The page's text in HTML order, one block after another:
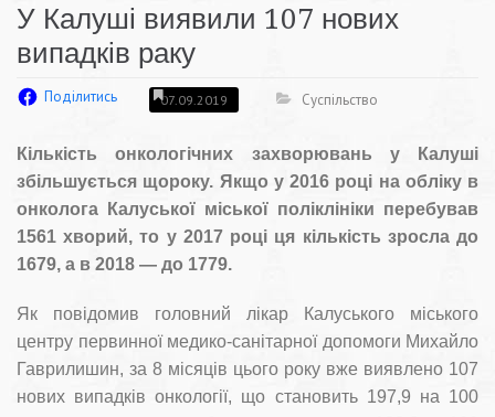
У Калуші виявили 107 нових
випадків раку
Поділитись 07.09.2019 Суспільство
Кількість онкологічних захворювань у Калуші
збільшується щороку. Якщо у 2016 році на обліку в
онколога Калуської міської поліклініки перебував
1561 хворий, то у 2017 році ця кількість зросла до
1679, а в 2018 — до 1779.
Як повідомив головний лікар Калуського міського
центру первинної медико-санітарної допомоги Михайло
Гаврилишин, за 8 місяців цього року вже виявлено 107
нових випадків онкології, що становить 197,9 на 100